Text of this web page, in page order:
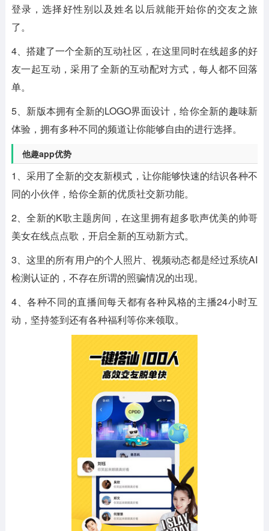
登录，选择好性别以及姓名以后就能开始你的交友之旅
了。
4、搭建了一个全新的互动社区，在这里同时在线超多的好
友一起互动，采用了全新的互动配对方式，每人都不回落
单。
5、新版本拥有全新的LOGO界面设计，给你全新的趣味新
体验，拥有多种不同的频道让你能够自由的进行选择。
他趣app优势
1、采用了全新的交友新模式，让你能够快速的结识各种不
同的小伙伴，给你全新的优质社交新功能。
2、全新的K歌主题房间，在这里拥有超多歌声优美的帅哥
美女在线点点歌，开启全新的互动新方式。
3、这里的所有用户的个人照片、视频动态都是经过系统AI
检测认证的，不存在所谓的照骗情况的出现。
4、各种不同的直播间每天都有各种风格的主播24小时互
动，坚持签到还有各种福利等你来领取。